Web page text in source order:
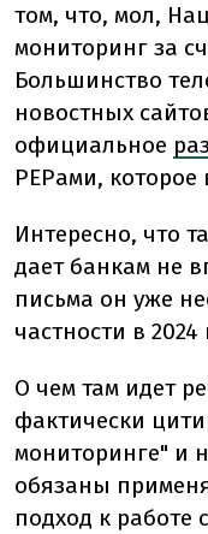
том, что, мол,
мониторинг за
Большинство
новостных
официальное
PEPами,
Интересно, что
дает банкам не
письма он уже
частности в 2024
О чем там идет
фактически
мониторинге" и
обязаны
подход к работе